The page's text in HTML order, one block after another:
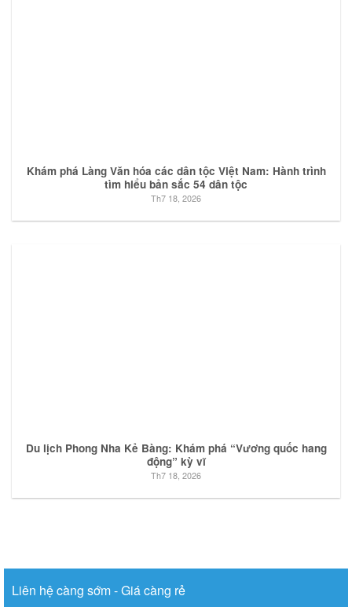
Khám phá Làng Văn hóa các dân tộc Việt Nam: Hành trình
tìm hiểu bản sắc 54 dân tộc
Th7 18, 2026
Du lịch Phong Nha Kẻ Bàng: Khám phá “Vương quốc hang
động” kỳ vĩ
Th7 18, 2026
Liên hệ càng sớm - Giá càng rẻ